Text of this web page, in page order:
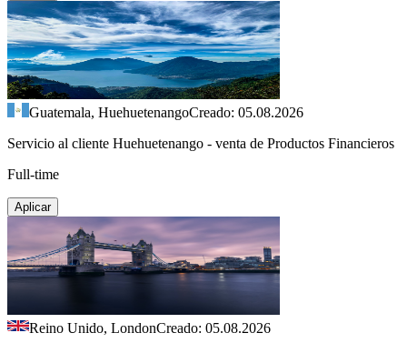
Guatemala, HuehuetenangoCreado: 05.08.2026
Servicio al cliente Huehuetenango - venta de Productos Financieros
Full-time
Aplicar
Reino Unido, LondonCreado: 05.08.2026